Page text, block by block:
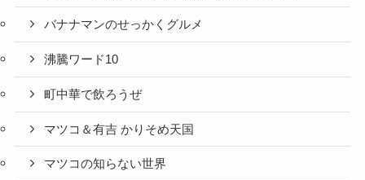
バナナマンのせっかくグルメ
沸騰ワード10
町中華で飲ろうぜ
マツコ＆有吉 かりそめ天国
マツコの知らない世界